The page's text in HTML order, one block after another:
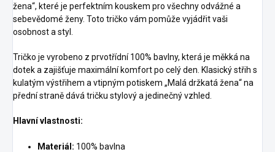
žena“, které je perfektním kouskem pro všechny odvážné a
sebevědomé ženy. Toto tričko vám pomůže vyjádřit vaši
osobnost a styl.
Tričko je vyrobeno z prvotřídní 100% bavlny, která je měkká na
dotek a zajišťuje maximální komfort po celý den. Klasický střih s
kulatým výstřihem a vtipným potiskem „Malá držkatá žena“ na
přední straně dává tričku stylový a jedinečný vzhled.
Hlavní vlastnosti:
Materiál: 100% bavlna